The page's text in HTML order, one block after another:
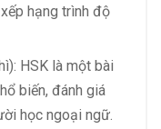
hạng trình độ
HSK là một bài
biến, đánh giá
học ngoại ngữ.